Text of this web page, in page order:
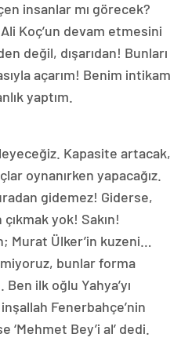
insanlar mı görecek?
Koç’un devam etmesini
değil, dışarıdan! Bunları
açarım! Benim intikam
yaptım.
Kapasite artacak,
oynanırken yapacağız.
gidemez! Giderse,
yok! Sakın!
Ülker’in kuzeni…
bunlar forma
ilk oğlu Yahya’yı
Fenerbahçe’nin
Bey’i al’ dedi.